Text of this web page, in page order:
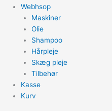
Webhsop
Maskiner
Olie
Shampoo
Hårpleje
Skæg pleje
Tilbehør
Kasse
Kurv